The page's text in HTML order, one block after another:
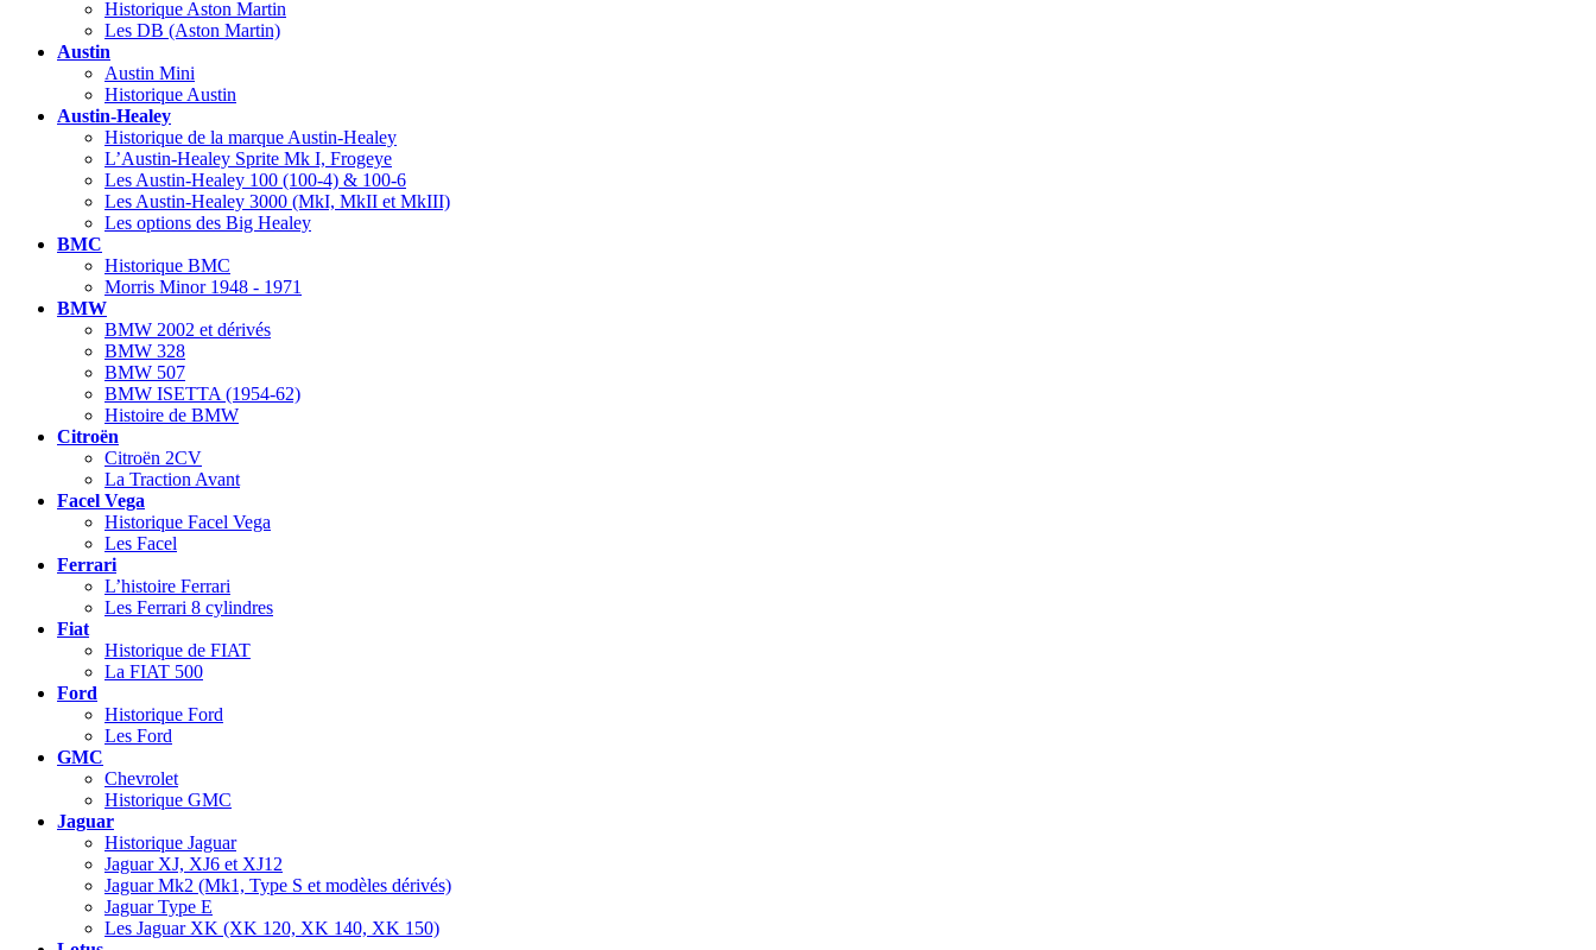
Historique Aston Martin
Les DB (Aston Martin)
Austin
Austin Mini
Historique Austin
Austin-Healey
Historique de la marque Austin-Healey
L’Austin-Healey Sprite Mk I, Frogeye
Les Austin-Healey 100 (100-4) & 100-6
Les Austin-Healey 3000 (MkI, MkII et MkIII)
Les options des Big Healey
BMC
Historique BMC
Morris Minor 1948 - 1971
BMW
BMW 2002 et dérivés
BMW 328
BMW 507
BMW ISETTA (1954-62)
Histoire de BMW
Citroën
Citroën 2CV
La Traction Avant
Facel Vega
Historique Facel Vega
Les Facel
Ferrari
L’histoire Ferrari
Les Ferrari 8 cylindres
Fiat
Historique de FIAT
La FIAT 500
Ford
Historique Ford
Les Ford
GMC
Chevrolet
Historique GMC
Jaguar
Historique Jaguar
Jaguar XJ, XJ6 et XJ12
Jaguar Mk2 (Mk1, Type S et modèles dérivés)
Jaguar Type E
Les Jaguar XK (XK 120, XK 140, XK 150)